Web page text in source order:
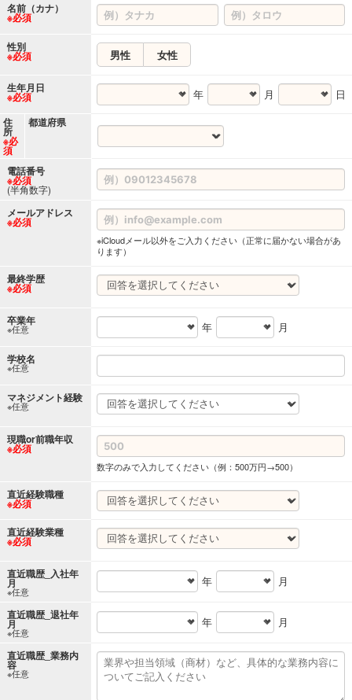
名前（カナ）
※必須
性別
※必須 男性 女性
生年月日
※必須 年 月 日
住
所
※必
須
都道府県
電話番号
※必須
(半角数字)
メールアドレス
※必須
※iCloudメール以外をご入力ください（正常に届かない場合があ
ります）
最終学歴
※必須
卒業年
※任意 年 月
学校名
※任意
マネジメント経験
※任意
現職or前職年収
※必須
数字のみで入力してください（例：500万円→500）
直近経験職種
※必須
直近経験業種
※必須
直近職歴_入社年
月
※任意
年 月
直近職歴_退社年
月
※任意
年 月
直近職歴_業務内
容
※任意